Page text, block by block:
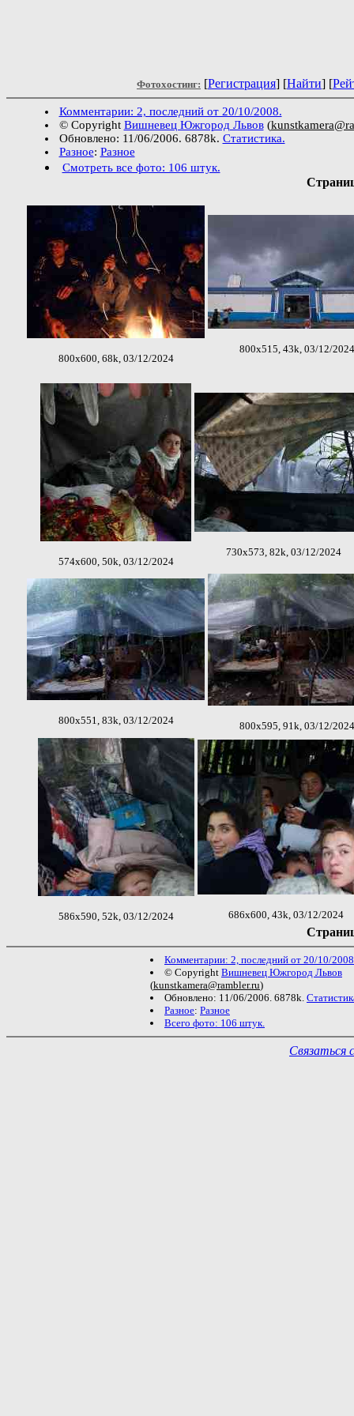
Фотохостинг: [Регистрация] [Найти] [
Комментарии: 2, последний от 20/10/2008.
© Copyright Вишневец Южгород Львов(
Обновлено: 11/06/2006. 6878k. Статистика.
Разное: Разное
Смотреть все фото: 106 штук.
800x600, 68k, 03/12/2024
800x515, 43k, 03/12/2024
574x600, 50k, 03/12/2024
730x573, 82k, 03/12/2024
800x551, 83k, 03/12/2024 800x595, 91k, 03/12/2024
586x590, 52k, 03/12/2024 686x600, 43k, 03/12/2024
Комментарии: 2, последний от 20/10/
© Copyright Вишневец Южгород Львов
(kunstkamera@rambler.ru)
Обновлено: 11/06/2006. 6878k.
Разное: Разное
Всего фото: 106 штук.
Связаться